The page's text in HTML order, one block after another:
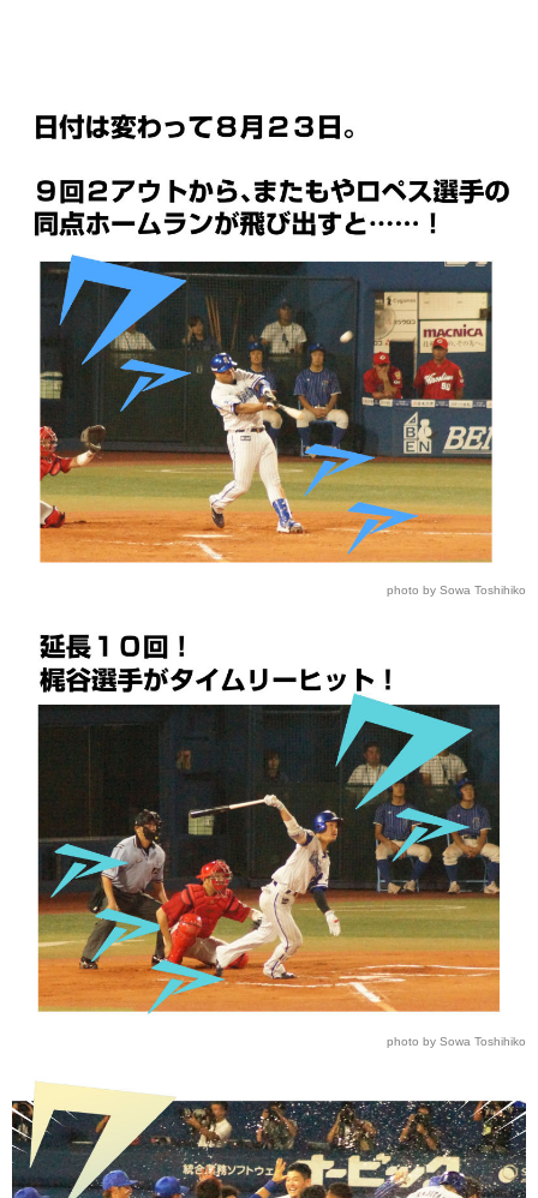
photo by Sowa Toshihiko
photo by Sowa Toshihiko